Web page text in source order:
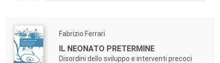
Fabrizio Ferrari
IL NEONATO PRETERMINE
Disordini dello sviluppo e interventi precoci